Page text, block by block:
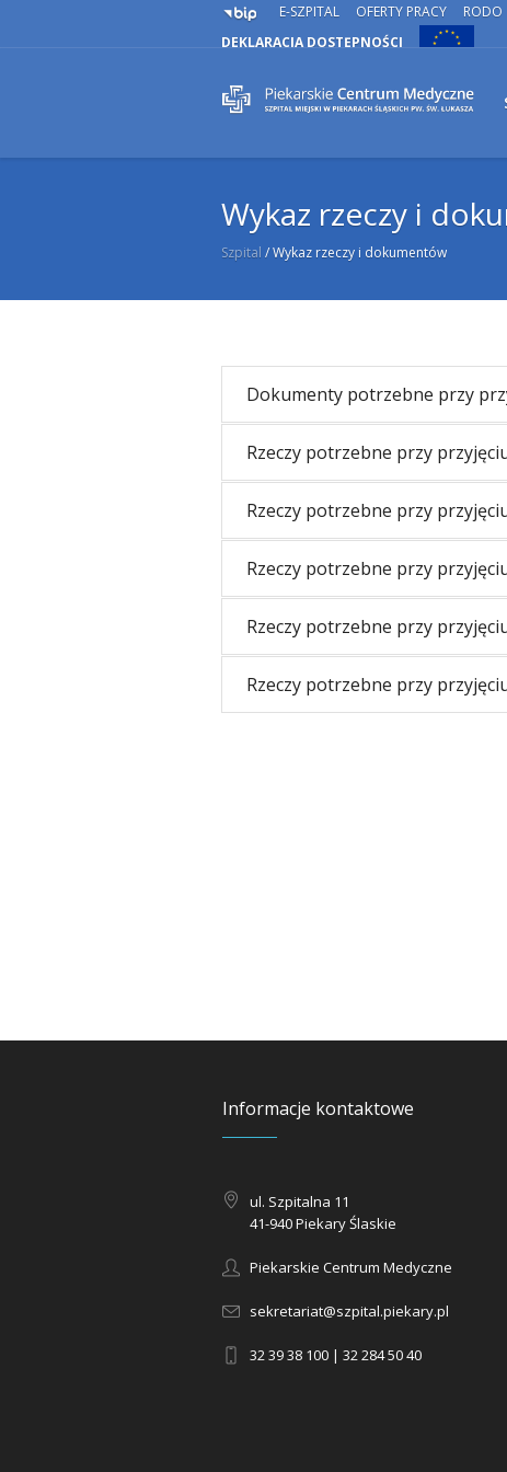
E-SZPITAL OFERTY PRACY RODO
DEKLARACJA DOSTĘPNOŚCI
Wykaz rzeczy i
Szpital /Wykaz rzeczy i dokumentów
Dokumenty potrzebne przy
Rzeczy potrzebne przy
Rzeczy potrzebne przy
Rzeczy potrzebne przy
Rzeczy potrzebne przy
Rzeczy potrzebne przy
Informacje kontaktowe
ul. Szpitalna 11
41-940 Piekary Ślaskie
Piekarskie Centrum Medyczne
sekretariat@szpital.piekary.pl
32 39 38 100 | 32 284 50 40